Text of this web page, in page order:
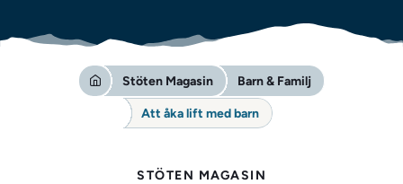
Stöten Magasin Barn & Familj
Att åka lift med barn
STÖTEN MAGASIN